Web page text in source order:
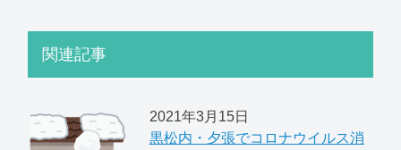
関連記事
2021年3月15日
黒松内・夕張でコロナウイルス消